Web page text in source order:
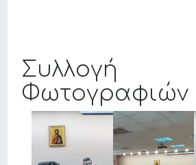
Συλλογή
Φωτογραφιών